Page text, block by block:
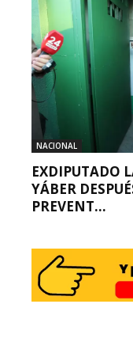
NACIONAL
EXDIPUTADO
YÁBER
PREVENT...